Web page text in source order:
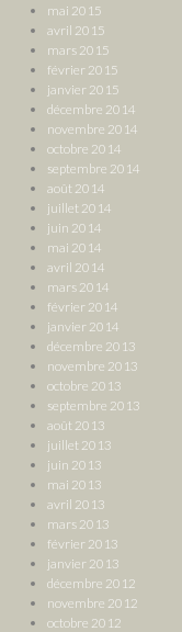
mai 2015
avril 2015
mars 2015
février 2015
janvier 2015
décembre 2014
novembre 2014
octobre 2014
septembre 2014
août 2014
juillet 2014
juin 2014
mai 2014
avril 2014
mars 2014
février 2014
janvier 2014
décembre 2013
novembre 2013
octobre 2013
septembre 2013
août 2013
juillet 2013
juin 2013
mai 2013
avril 2013
mars 2013
février 2013
janvier 2013
décembre 2012
novembre 2012
octobre 2012